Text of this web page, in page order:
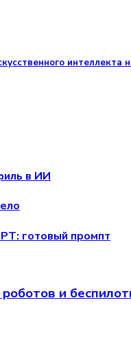
интеллекта
в ИИ
готовый промпт
и